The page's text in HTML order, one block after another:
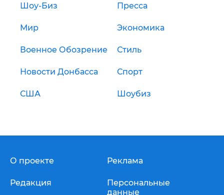
Шоу-Биз Пресса
Мир Экономика
Военное Обозрение Стиль
Новости Донбасса Спорт
США Шоубиз
О проекте
Редакция
Реклама
Персональные
данные